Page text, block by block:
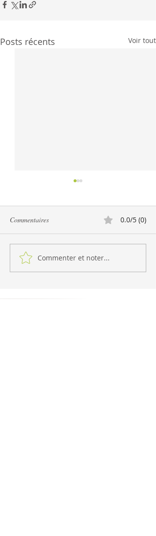
Posts récents Voir tout
Sauces d'accompagnement
pour fondue chinoise
Commentaires 0.0/5 (0)
Commenter et noter...